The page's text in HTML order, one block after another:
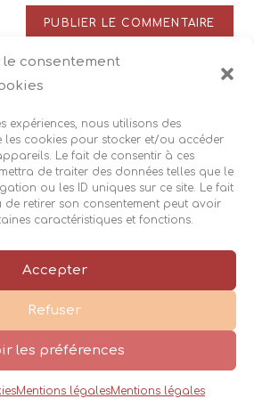
le consentement
expériences, nous utilisons des
les cookies pour stocker et/ou accéder
Le fait de consentir à ces
de traiter des données telles que le
ou les ID uniques sur ce site. Le fait
retirer son consentement peut avoir
caractéristiques et fonctions.
Accepter
Refuser
les préférences
Mentions légalesMentions légales
dont les données de vos
Accès
légales|Cookies|
|Cécile Recorbet©2026